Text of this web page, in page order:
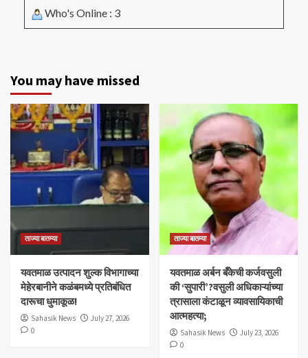
Who's Online : 3
You may have missed
ताज्या बातम्या
यवतमाळ उत्पादन शुल्क विभागाच्या
मेहेरबानीने कळंबमध्ये प्रतिबंधित
दारूचा धुमाकूळ!
Sahasik News
July 27, 2026
0
ताज्या बातम्या
​यवतमाळ अर्बन बँकेची कर्जवसुली
की ‘सुपारी’?वसुली अधिकाऱ्यांच्या
त्रासाला कंटाळून व्यावसायिकाची
आत्महत्या;
Sahasik News
July 23, 2026
0